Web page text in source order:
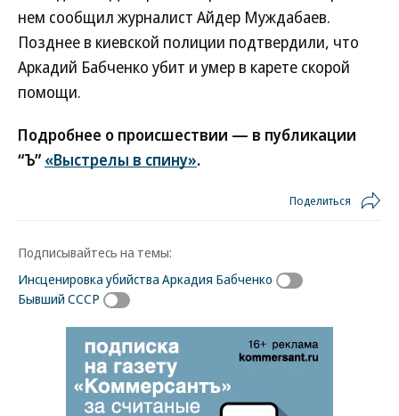
нем сообщил журналист Айдер Муждабаев.
Позднее в киевской полиции подтвердили, что
Аркадий Бабченко убит и умер в карете скорой
помощи.
Подробнее о происшествии — в публикации
“Ъ” «Выстрелы в спину».
Поделиться
Подписывайтесь на темы:
Инсценировка убийства Аркадия Бабченко
Бывший СССР